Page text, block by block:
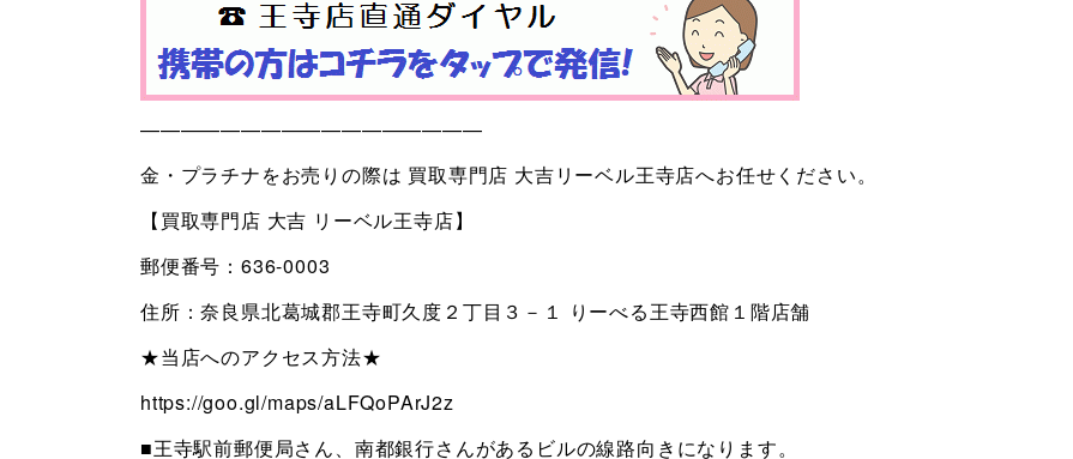
—————————————————
金・プラチナをお売りの際は 買取専門店 大吉リーベル王寺店へお任せください。
【買取専門店 大吉 リーベル王寺店】
郵便番号：636-0003
住所：奈良県北葛城郡王寺町久度２丁目３－１ りーべる王寺西館１階店舗
★当店へのアクセス方法★
https://goo.gl/maps/aLFQoPArJ2z
■王寺駅前郵便局さん、南都銀行さんがあるビルの線路向きになります。